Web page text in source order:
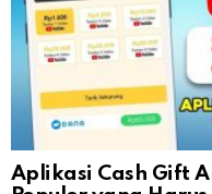
Aplikasi Cash Gift